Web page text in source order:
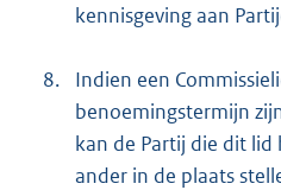
kennisgeving aan
8.
Indien een
benoemingstermijn
kan de Partij die dit
ander in de plaats